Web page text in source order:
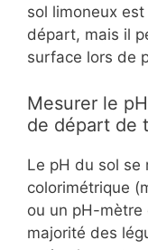
sol limoneux
départ, mais il
surface lors de
Mesurer le
de départ de
Le pH du sol se
colorimétrique
ou un pH-mètre
majorité des